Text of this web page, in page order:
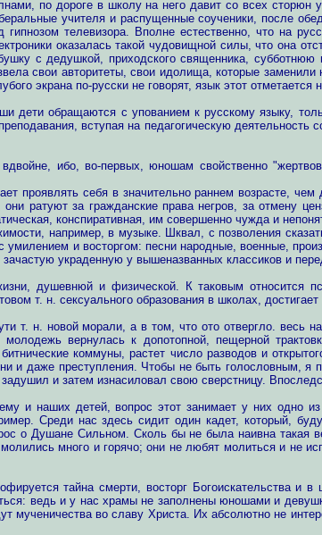
по дороге в школу на него давит со всех сторюн
учителя и распущенные соученики, после
гипнозом телевизора. Вполне естественно, что на
оказалась такой чудовищной силы, что она
с дедушкой, приходского священника,
свои авторитеты, свои идолища, которые
экрана по-русски не говорят, язык этот
дети обращаются с упованием к русскому языку,
вступая на педагогическую
ибо, во-первых, юношам свойственно
проявлять себя в значительно раннем возрасте,
ратуют за гражданские права негров, за отмену
конспиративная, им совершенно чужда и
например, в музыке. Шквал, с позволения
и восторгом: песни народные, военные,
украденную у вышеназванных классиков и
душевнюй и физической. К таковым относится
т. н. сексуального образования в школах, достигает
т. н. новой морали, а в том, что ото отвергло.
молодежь вернулась к допотопной, пещерной
коммуны, растет число разводов и
и даже преступления. Чтобы не быть голословным,
и затем изнасиловал свою сверстницу.
и наших детей, вопрос этот занимает у них одно
Среди нас здесь сидит один кадет, который,
о Душане Сильном. Сколь бы не была наивна такая
много и горячо; они не любят молиться и
тайна смерти, восторг Богоискательства и
ведь и у нас храмы не заполнены юношами и
во славу Христа. Их абсолютно не